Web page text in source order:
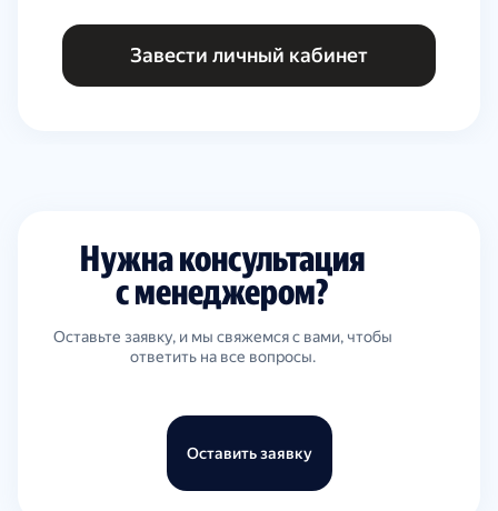
Завести личный кабинет
Нужна консультация
с менеджером?
Оставьте заявку, и мы свяжемся с вами, чтобы
ответить на все вопросы.
Оставить заявку